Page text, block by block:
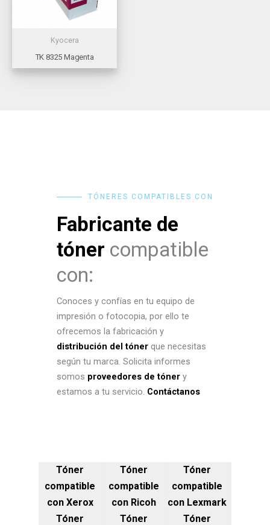
Kyocera
TK 8325 Magenta
TÓNERES COMPATIBLES CON
Fabricante de
tóner compatible
con:
Conoces y confías en tu equipo de
impresión o fotocopia, por ello te
ofrecemos la fabricación y
distribución del tóner que necesitas
según tu marca. Solicita informes
somos proveedores de tóner y
estamos a tu servicio. Contáctanos
Tóner
compatible
con Xerox
Tóner
compatible
con Ricoh
Tóner
compatible
con Lexmark
Tóner
Tóner
Tóner